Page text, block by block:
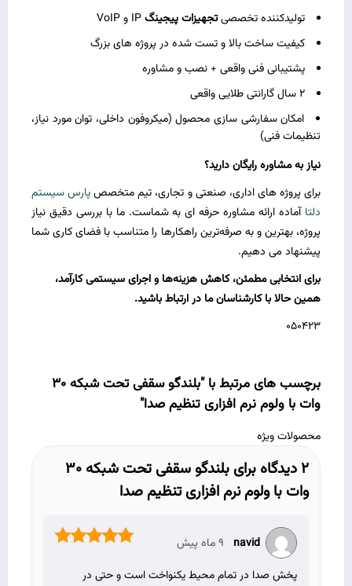
تولیدکننده تخصصیتجهیزات پیجینگ
کیفیت ساخت بالا و تست‌ شده در پروژه‌ های بزرگ
پشتیبانی فنی واقعی + نصب و مشاوره
2 سال گارانتی طلایی واقعی
امکان سفارشی‌ سازی محصول (میکروفون داخلی، توان مورد نیاز،
تنظیمات فنی)
نیاز به مشاوره رایگان دارید؟
برای پروژه‌ های اداری، صنعتی و تجاری، تیم متخصصپارس سیستم
دلتا آماده ارائه مشاوره حرفه‌ ای به شماست. ما با بررسی دقیق نیاز
پروژه، بهترین و به‌ صرفه‌ترین راهکارها را متناسب با فضای کاری شما
پیشنهاد می‌ دهیم.
برای انتخابی مطمئن، کاهش هزینه‌ها و اجرای سیستمی کارآمد،
همین حالا با کارشناسان ما در ارتباط باشید.
050423
برچسب های مرتبط با "بلندگو سقفی تحت شبکه 30
وات با ولوم نرم افزاری تنظیم صدا"
محصولات ویژه
2 دیدگاه برای
بلندگو سقفی تحت شبکه 30
وات با ولوم نرم افزاری تنظیم صدا
navid
9 ماه پیش
پخش صدا در تمام محیط یکنواخت است و حتی در